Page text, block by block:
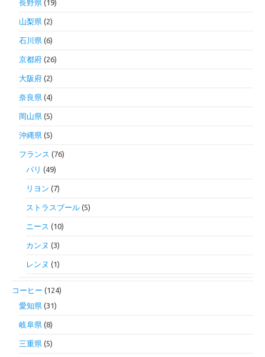
長野県 (19)
山梨県 (2)
石川県 (6)
京都府 (26)
大阪府 (2)
奈良県 (4)
岡山県 (5)
沖縄県 (5)
フランス (76)
パリ (49)
リヨン (7)
ストラスブール (5)
ニース (10)
カンヌ (3)
レンヌ (1)
コーヒー (124)
愛知県 (31)
岐阜県 (8)
三重県 (5)